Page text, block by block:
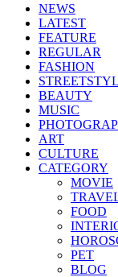
NEWS
LATEST
FEATURE
REGULAR
FASHION
BEAUTY
MUSIC
ART
CULTURE
CATEGORY
MOVIE
FOOD
PET
BLOG